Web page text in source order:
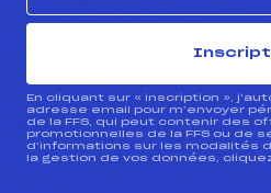
En cliquant sur « inscription »,
adresse email pour m’envoyer
de la FFS, qui peut contenir des
promotionnelles de la FFS ou de
d’informations sur les modalités
la gestion de vos données,